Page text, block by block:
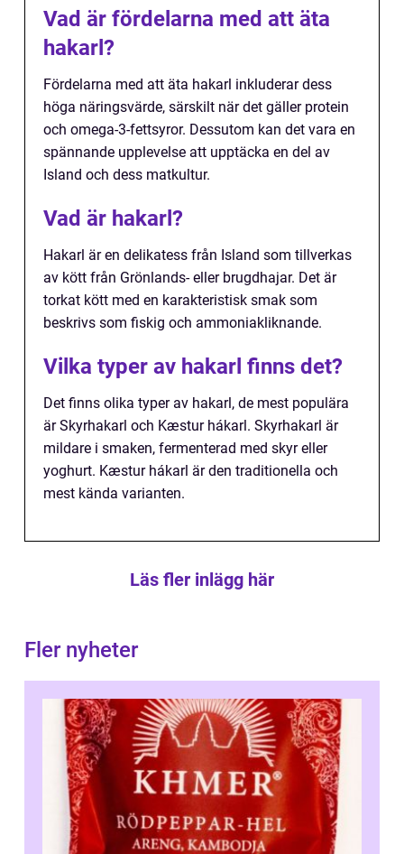
Vad är fördelarna med att äta
hakarl?
Fördelarna med att äta hakarl inkluderar dess
höga näringsvärde, särskilt när det gäller protein
och omega-3-fettsyror. Dessutom kan det vara en
spännande upplevelse att upptäcka en del av
Island och dess matkultur.
Vad är hakarl?
Hakarl är en delikatess från Island som tillverkas
av kött från Grönlands- eller brugdhajar. Det är
torkat kött med en karakteristisk smak som
beskrivs som fiskig och ammoniakliknande.
Vilka typer av hakarl finns det?
Det finns olika typer av hakarl, de mest populära
är Skyrhakarl och Kæstur hákarl. Skyrhakarl är
mildare i smaken, fermenterad med skyr eller
yoghurt. Kæstur hákarl är den traditionella och
mest kända varianten.
Läs fler inlägg här
Fler nyheter